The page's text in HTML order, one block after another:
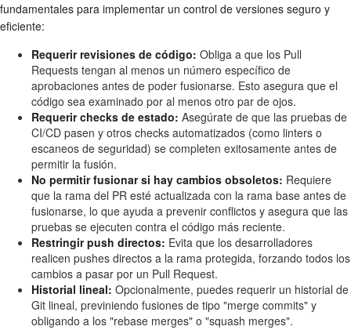
fundamentales para implementar un control de versiones seguro y
eficiente:
Requerir revisiones de código: Obliga a que los Pull
Requests tengan al menos un número específico de
aprobaciones antes de poder fusionarse. Esto asegura que el
código sea examinado por al menos otro par de ojos.
Requerir checks de estado: Asegúrate de que las pruebas de
CI/CD pasen y otros checks automatizados (como linters o
escaneos de seguridad) se completen exitosamente antes de
permitir la fusión.
No permitir fusionar si hay cambios obsoletos: Requiere
que la rama del PR esté actualizada con la rama base antes de
fusionarse, lo que ayuda a prevenir conflictos y asegura que las
pruebas se ejecuten contra el código más reciente.
Restringir push directos: Evita que los desarrolladores
realicen pushes directos a la rama protegida, forzando todos los
cambios a pasar por un Pull Request.
Historial lineal: Opcionalmente, puedes requerir un historial de
Git lineal, previniendo fusiones de tipo "merge commits" y
obligando a los "rebase merges" o "squash merges".